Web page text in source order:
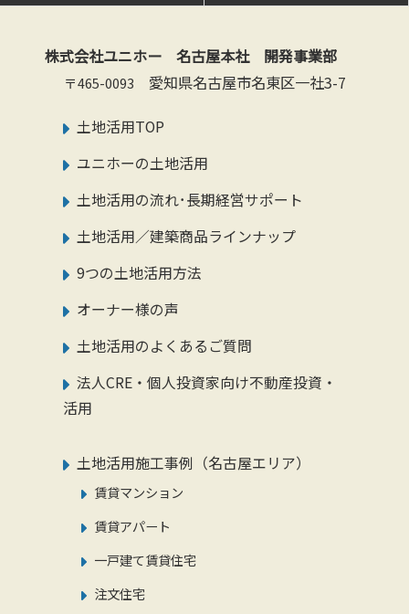
株式会社ユニホー 名古屋本社 開発事業部
〒465-0093 愛知県名古屋市名東区一社3-7
土地活用TOP
ユニホーの土地活用
土地活用の流れ･長期経営サポート
土地活用／建築商品ラインナップ
9つの土地活用方法
オーナー様の声
土地活用のよくあるご質問
法人CRE・個人投資家向け不動産投資・
活用
土地活用施工事例（名古屋エリア）
賃貸マンション
賃貸アパート
一戸建て賃貸住宅
注文住宅